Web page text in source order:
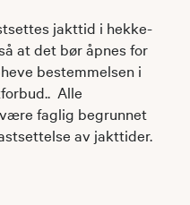
jakttid i hekke-
at det bør åpnes for
bestemmelsen i
Alle
faglig begrunnet
av jakttider.